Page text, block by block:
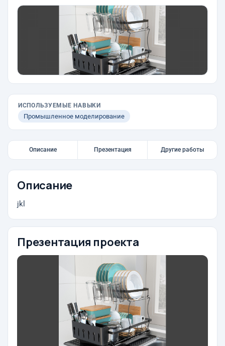
ИСПОЛЬЗУЕМЫЕ НАВЫКИ
Промышленное моделирование
Описание Презентация Другие работы
Описание
jkl
Презентация проекта